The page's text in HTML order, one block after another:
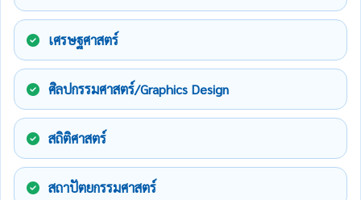
เศรษฐศาสตร์
ศิลปกรรมศาสตร์/Graphics Design
สถิติศาสตร์
สถาปัตยกรรมศาสตร์